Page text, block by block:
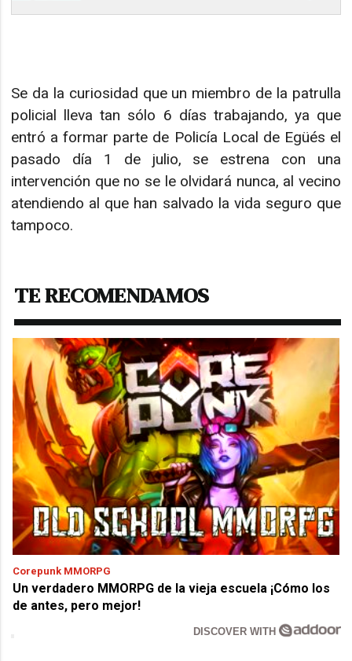
Se da la curiosidad que un miembro de la patrulla
policial lleva tan sólo 6 días trabajando, ya que
entró a formar parte de Policía Local de Egüés el
pasado día 1 de julio, se estrena con una
intervención que no se le olvidará nunca, al vecino
atendiendo al que han salvado la vida seguro que
tampoco.
TE RECOMENDAMOS
Corepunk MMORPG
Un verdadero MMORPG de la vieja escuela ¡Cómo los
de antes, pero mejor!
DISCOVER WITH